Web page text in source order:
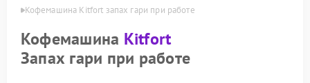
Кофемашина Kitfort запах гари при работе
Кофемашина Kitfort
Запах гари при работе